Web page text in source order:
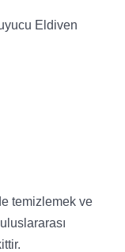
Eldiven
temizlemek ve